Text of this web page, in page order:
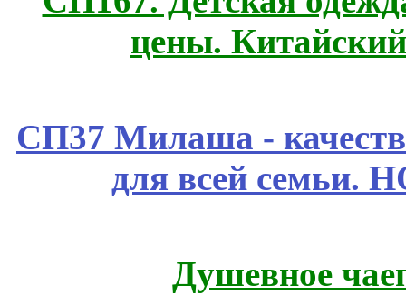
цены.
СП37 Милаша -
для всей семьи.
Душевное